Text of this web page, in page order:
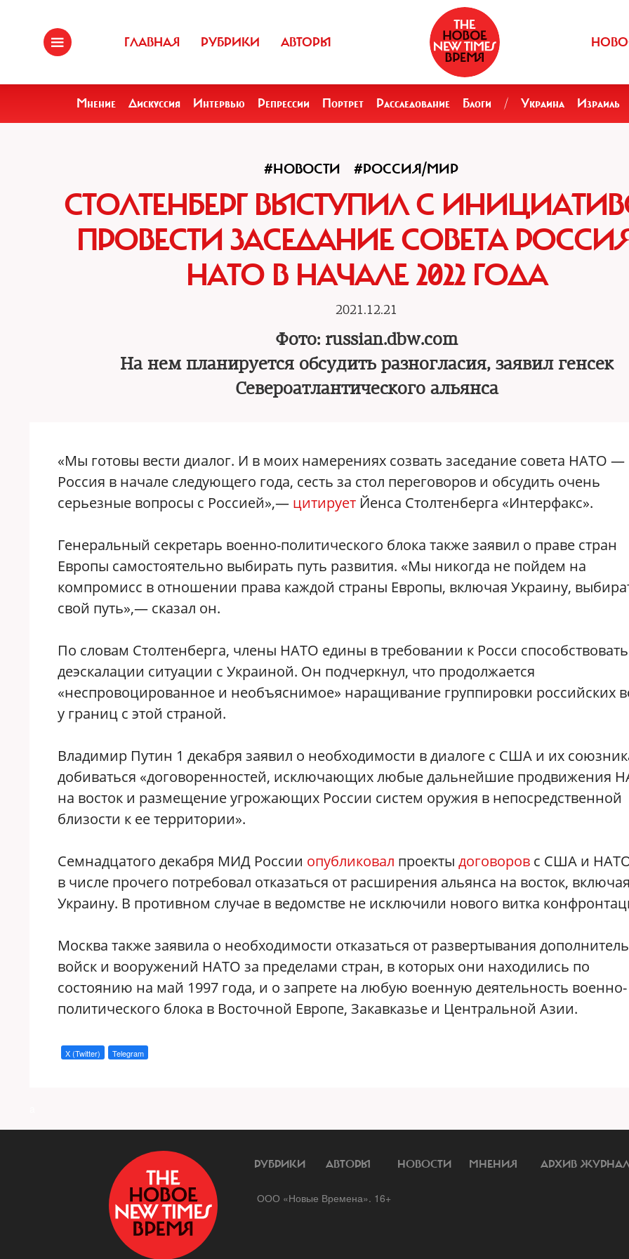
ГЛАВНАЯ РУБРИКИ АВТОРЫ
Мнение Дискуссия Интервью Репрессии Портрет Расследование Блоги / Украина Израиль
#НОВОСТИ #РОССИЯ/МИР
СТОЛТЕНБЕРГ ВЫСТУПИЛ С
ПРОВЕСТИ ЗАСЕДАНИЕ СОВЕТА
НАТО В НАЧАЛЕ 2022 ГОДА
2021.12.21
Фото: russian.dbw.com
На нем планируется обсудить разногласия, заявил генсек
Североатлантического альянса
«Мы готовы вести диалог. И в моих намерениях созвать заседание совета НАТО —
Россия в начале следующего года, сесть за стол переговоров и обсудить очень
серьезные вопросы с Россией»,— цитирует Йенса Столтенберга «Интерфакс».
Генеральный секретарь военно-политического блока также заявил о праве стран
Европы самостоятельно выбирать путь развития. «Мы никогда не пойдем на
компромисс в отношении права каждой страны Европы, включая Украину,
свой путь»,— сказал он.
По словам Столтенберга, члены НАТО едины в требовании к Росси способствовать
деэскалации ситуации с Украиной. Он подчеркнул, что продолжается
«неспровоцированное и необъяснимое» наращивание группировки российских
у границ с этой страной.
Владимир Путин 1 декабря заявил о необходимости в диалоге с США и их
добиваться «договоренностей, исключающих любые дальнейшие продвижения
на восток и размещение угрожающих России систем оружия в непосредственной
близости к ее территории».
Семнадцатого декабря МИД России опубликовал проекты договоров с США и
в числе прочего потребовал отказаться от расширения альянса на восток,
Украину. В противном случае в ведомстве не исключили нового витка
Москва также заявила о необходимости отказаться от развертывания
войск и вооружений НАТО за пределами стран, в которых они находились по
состоянию на май 1997 года, и о запрете на любую военную деятельность военно-
политического блока в Восточной Европе, Закавказье и Центральной Азии.
X (Twitter) Telegram
РУБРИКИ АВТОРЫ НОВОСТИ МНЕНИЯ АРХИВ
ООО «Новые Времена». 16+